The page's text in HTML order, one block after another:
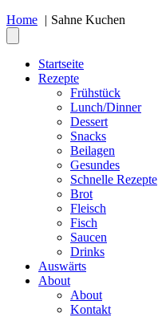
Home
Sahne Kuchen
Startseite
Rezepte
Frühstück
Lunch/Dinner
Dessert
Snacks
Beilagen
Gesundes
Schnelle Rezepte
Brot
Fleisch
Fisch
Saucen
Drinks
Auswärts
About
About
Kontakt